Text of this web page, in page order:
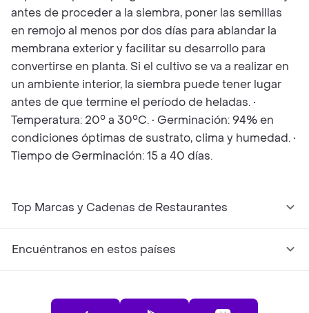
antes de proceder a la siembra, poner las semillas
en remojo al menos por dos días para ablandar la
membrana exterior y facilitar su desarrollo para
convertirse en planta. Si el cultivo se va a realizar en
un ambiente interior, la siembra puede tener lugar
antes de que termine el período de heladas. •
Temperatura: 20° a 30°C. • Germinación: 94% en
condiciones óptimas de sustrato, clima y humedad. •
Tiempo de Germinación: 15 a 40 días.
Top Marcas y Cadenas de Restaurantes
Encuéntranos en estos países